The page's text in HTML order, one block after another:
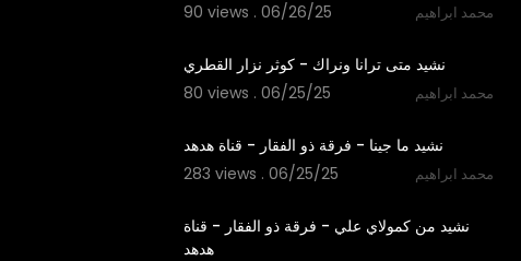
90 views . 06/26/25
محمد ابراهيم
نشيد متى ترانا ونراك - كوثر نزار القطري
80 views . 06/25/25
محمد ابراهيم
نشيد ما جينا - فرقة ذو الفقار - قناة هدهد
283 views . 06/25/25
محمد ابراهيم
نشيد من كمولاي علي - فرقة ذو الفقار - قناة
هدهد